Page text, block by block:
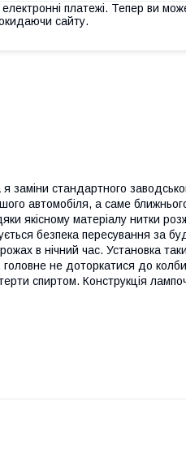
електронні платежі. Тепер ви
сайту.
заміни стандартного
автомобіля, а саме
якісному матеріалу нитки
безпека пересування за
в нічний час. Установка
не доторкатися до
спиртом. Конструкція